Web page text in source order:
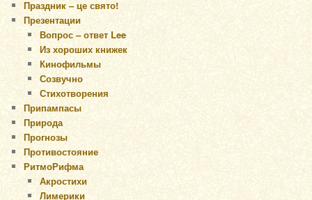
Праздник – це свято!
Презентации
Вопрос – ответ Lee
Из хороших книжек
Кинофильмы
Созвучно
Стихотворения
Припампасы
Природа
Прогнозы
Противостояние
РитмоРифма
Акростихи
Лимерики